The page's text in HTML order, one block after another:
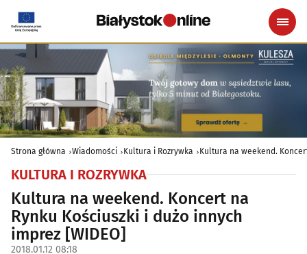
Strona główna Wiadomości Kultura i Rozrywka Kultura na weekend.
KULTURA I ROZRYWKA
Kultura na weekend. Koncert na
Rynku Kościuszki i dużo innych
imprez [WIDEO]
2018.01.12 08:18